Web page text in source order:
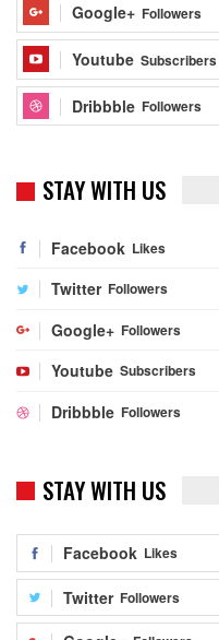
Google+ Followers
Youtube Subscribers
Dribbble Followers
STAY WITH US
Facebook Likes
Twitter Followers
Google+ Followers
Youtube Subscribers
Dribbble Followers
STAY WITH US
Facebook Likes
Twitter Followers